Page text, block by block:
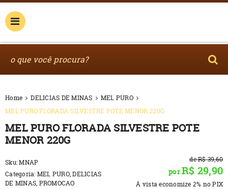
Home DELICIAS DE MINAS
MEL PURO
MEL PURO FLORADA SILVESTRE POTE MENOR 220G
MEL PURO FLORADA SILVESTRE POTE
MENOR 220G
Sku:MNAP
Categoria: MEL PURO,DELICIAS
DE MINAS, PROMOCAO
deR$ 39,60
porR$ 29,90
À vista economize 2% no PIX